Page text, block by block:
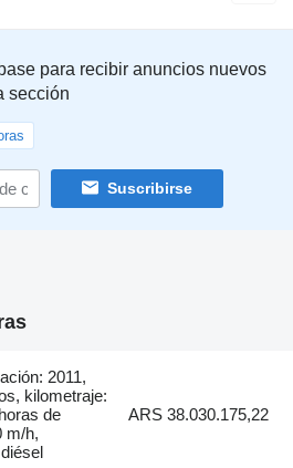
para recibir anuncios nuevos
sección
Suscribirse
2011,
kilometraje:
de
m/h,
ARS 38.030.175,22